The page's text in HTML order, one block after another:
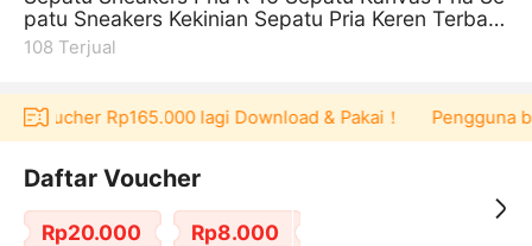
patu Sneakers Kekinian Sepatu Pria Keren Terbaru
Sepatu Sneakers Pria Unt
108 Terjual
Rp165.000 lagi Download & Pakai！ Pengguna
Daftar Voucher
Rp20.000 Rp8.000